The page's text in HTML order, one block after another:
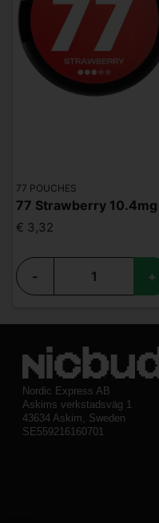
77 POUCHES
77 Strawberry 10.4mg
€ 3,32
- +
Nordic Express AB
Askims verkstadsväg 1
43634 Askim, Sweden
SE559216160701